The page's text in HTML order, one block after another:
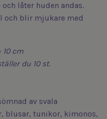
låter huden andas.
och blir mjukare med
10 cm
du 10 st.
av svala
blusar, tunikor, kimonos,